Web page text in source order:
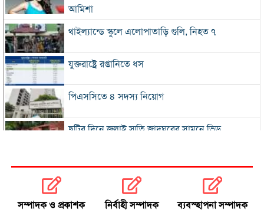
আমিশা
থাইল্যান্ডে স্কুলে এলোপাতাড়ি গুলি, নিহত ৭
যুক্তরাষ্ট্রে রপ্তানিতে ধস
পিএসসিতে ৪ সদস্য নিয়োগ
ছুটির দিনে জুলাই স্মৃতি জাদুঘরের সামনে ভিড়
নতুন বিদেশি কোচের খোঁজে বিসিবি
সম্পাদক ও প্রকাশক
নির্বাহী সম্পাদক ব্যবস্হাপনা সম্পাদক